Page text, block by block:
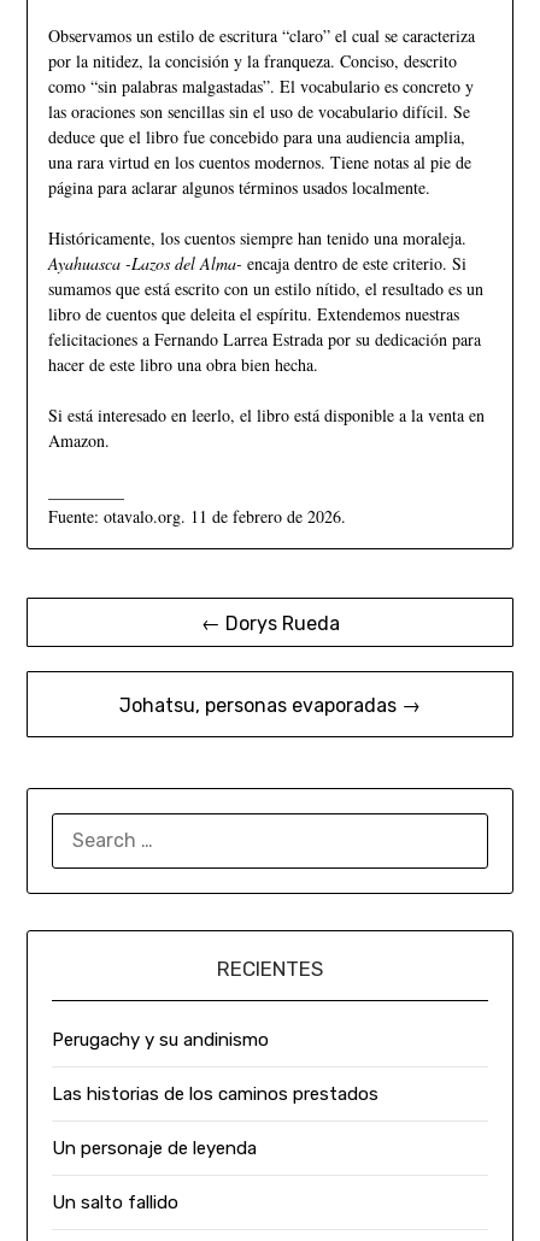
Observamos un estilo de escritura “claro” el cual se caracteriza
por la nitidez, la concisión y la franqueza. Conciso, descrito
como “sin palabras malgastadas”. El vocabulario es concreto y
las oraciones son sencillas sin el uso de vocabulario difícil. Se
deduce que el libro fue concebido para una audiencia amplia,
una rara virtud en los cuentos modernos. Tiene notas al pie de
página para aclarar algunos términos usados localmente.
Históricamente, los cuentos siempre han tenido una moraleja.
Ayahuasca -Lazos del Alma- encaja dentro de este criterio. Si
sumamos que está escrito con un estilo nítido, el resultado es un
libro de cuentos que deleita el espíritu. Extendemos nuestras
felicitaciones a Fernando Larrea Estrada por su dedicación para
hacer de este libro una obra bien hecha.
Si está interesado en leerlo, el libro está disponible a la venta en
Amazon.
Fuente: otavalo.org. 11 de febrero de 2026.
← Dorys Rueda
Johatsu, personas evaporadas →
RECIENTES
Perugachy y su andinismo
Las historias de los caminos prestados
Un personaje de leyenda
Un salto fallido